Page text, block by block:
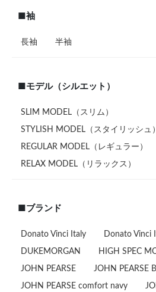
■袖
長袖 半袖
■モデル（シルエット）
SLIM MODEL（スリム）
STYLISH MODEL（スタイリッシュ）
REGULAR MODEL（レギュラー）
RELAX MODEL（リラックス）
■ブランド
Donato Vinci Italy Donato Vinci
DUKEMORGAN HIGH SPEC
JOHN PEARSE JOHN PEARSE
JOHN PEARSE comfort navy